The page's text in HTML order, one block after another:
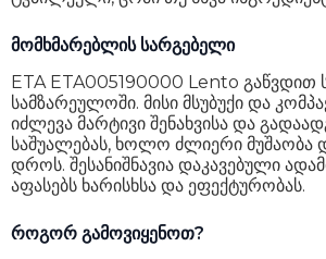
მომხმარებლის სარგებელი
ETA ETA005190000 Lento
სამზარეულოში. მისი მსუბუქი და
იძლევა მარტივი შენახვისა და
საშუალებას, ხოლო ძლიერი მუშაობა
დროს. შესანიშნავია დაკავებული
აფასებს ხარისხსა და ეფექტურობას.
როგორ გამოვიყენოთ?